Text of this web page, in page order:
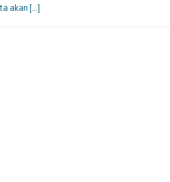
akan […]